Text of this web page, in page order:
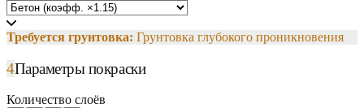
Требуется грунтовка: Грунтовка глубокого проникновения
4Параметры покраски
Количество слоёв